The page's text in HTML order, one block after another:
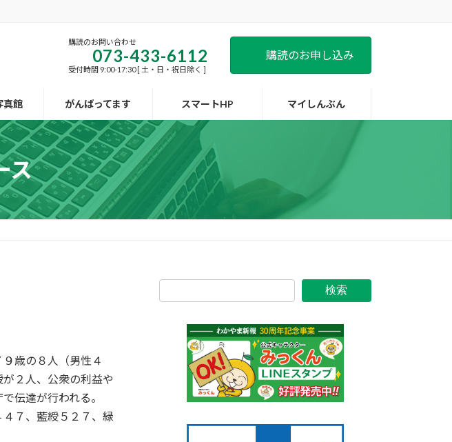
購読のお問い合わせ
073-433-6112
受付時間 9:00-17:30 [ 土・日・祝日除く ]
購読のお申し込み
真館 がんばってます スマートHP マイしんぶん
ス
歳の８人（男性４
２人、公衆の利益や
伝達が行われる。
７、藍綬５２７、緑
検索